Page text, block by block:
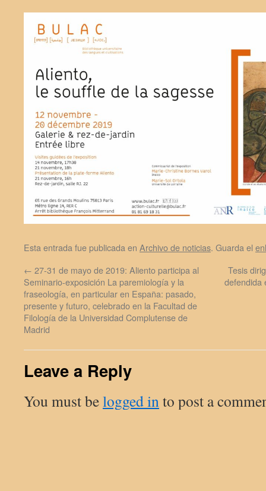
Esta entrada fue publicada en Archivo de noticias. Guarda el
← 27-31 de mayo de 2019: Aliento participa al
Seminario-exposición La paremiología y la
fraseología, en particular en España: pasado,
presente y futuro, celebrado en la Facultad de
Filología de la Universidad Complutense de
Madrid
Tesis
defendida
Leave a Reply
You must belogged into post a